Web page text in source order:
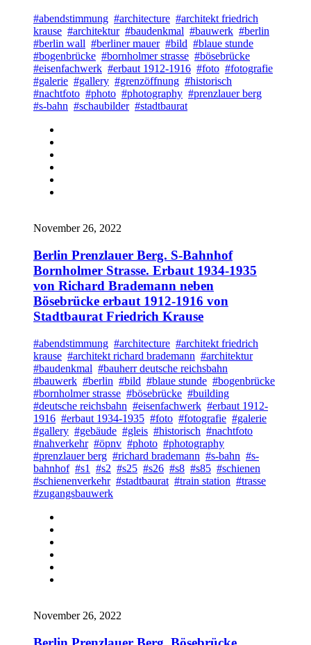
#abendstimmung #architecture #architekt friedrich
krause #architektur #baudenkmal #bauwerk #berlin
#berlin wall #berliner mauer #bild #blaue stunde
#bogenbrücke #bornholmer strasse #bösebrücke
#eisenfachwerk #erbaut 1912-1916 #foto #fotografie
#galerie #gallery #grenzöffnung #historisch
#nachtfoto #photo #photography #prenzlauer berg
#s-bahn #schaubilder #stadtbaurat
November 26, 2022
Berlin Prenzlauer Berg. S-Bahnhof
Bornholmer Strasse. Erbaut 1934-1935
von Richard Brademann neben
Bösebrücke erbaut 1912-1916 von
Stadtbaurat Friedrich Krause
#abendstimmung #architecture #architekt friedrich
krause #architekt richard brademann #architektur
#baudenkmal #bauherr deutsche reichsbahn
#bauwerk #berlin #bild #blaue stunde #bogenbrücke
#bornholmer strasse #bösebrücke #building
#deutsche reichsbahn #eisenfachwerk #erbaut 1912-
1916 #erbaut 1934-1935 #foto #fotografie #galerie
#gallery #gebäude #gleis #historisch #nachtfoto
#nahverkehr #öpnv #photo #photography
#prenzlauer berg #richard brademann #s-bahn #s-
bahnhof #s1 #s2 #s25 #s26 #s8 #s85 #schienen
#schienenverkehr #stadtbaurat #train station #trasse
#zugangsbauwerk
November 26, 2022